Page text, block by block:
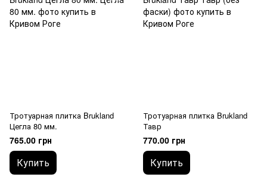
Тротуарная плитка Brukland
Цегла 80 мм.
765.00 грн
Купить
Тротуарная плитка Brukland
Тавр
770.00 грн
Купить